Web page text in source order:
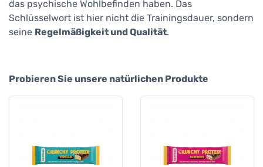
das psychische Wohlbefinden haben. Das
Schlüsselwort ist hier nicht die Trainingsdauer, sondern
seine Regelmäßigkeit und Qualität.
Probieren Sie unsere natürlichen Produkte